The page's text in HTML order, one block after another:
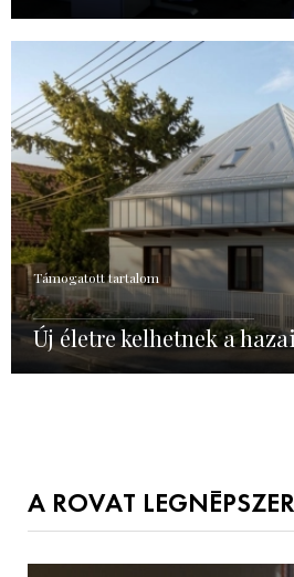
Támogatott tartalom
Új életre kelhetnek a
A ROVAT